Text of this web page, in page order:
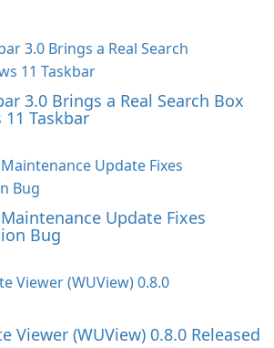
3.0 Brings a Real Search Box
Taskbar
Update Fixes
Bug
Viewer (WUView) 0.8.0 Released